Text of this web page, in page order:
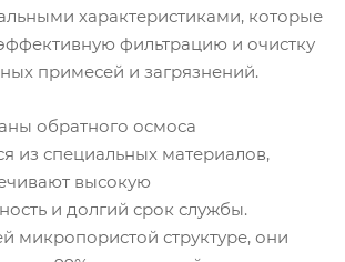
характеристиками, которые
фильтрацию и очистку
примесей и загрязнений.
обратного осмоса
из специальных материалов,
высокую
и долгий срок службы.
микропористой структуре, они